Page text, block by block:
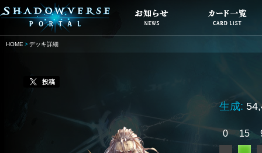
HOME デッキ詳細
投稿
生成:
0 15